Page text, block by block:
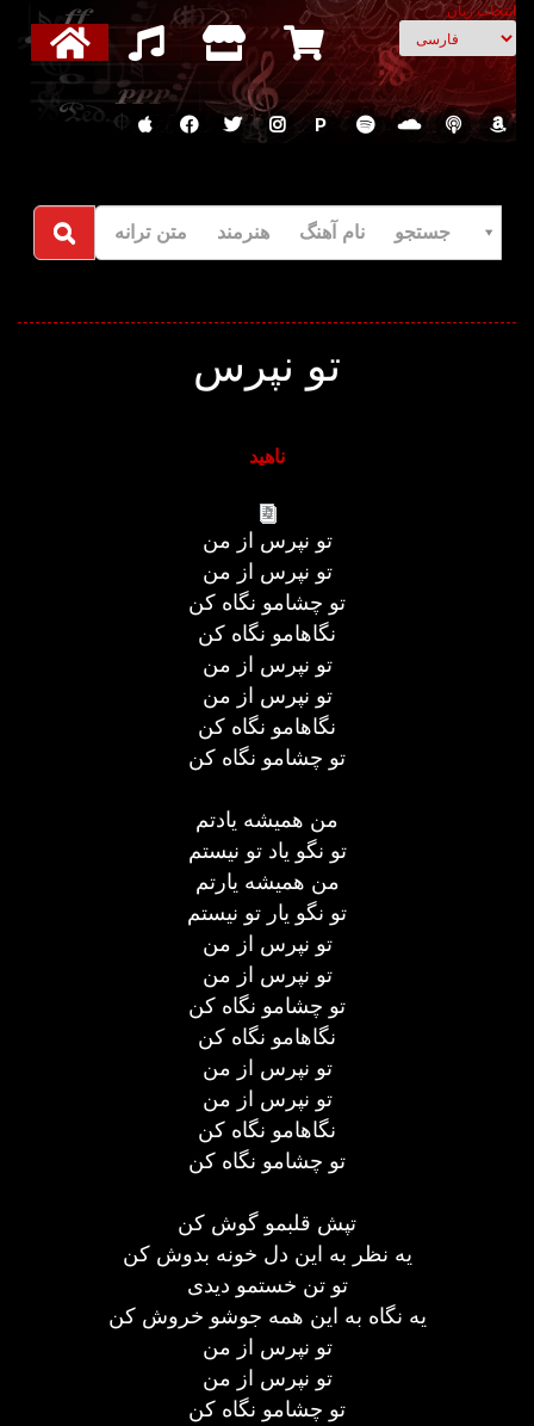
انتخاب زبان
P
جستجو نام آهنگ هنرمند متن ترانه
تو نپرس
ناهید
تو نپرس از من
تو نپرس از من
تو چشامو نگاه کن
نگاهامو نگاه کن
تو نپرس از من
تو نپرس از من
نگاهامو نگاه کن
تو چشامو نگاه کن
من همیشه یادتم
تو نگو یاد تو نیستم
من همیشه یارتم
تو نگو یار تو نیستم
تو نپرس از من
تو نپرس از من
تو چشامو نگاه کن
نگاهامو نگاه کن
تو نپرس از من
تو نپرس از من
نگاهامو نگاه کن
تو چشامو نگاه کن
تپش قلبمو گوش کن
یه نظر به این دل خونه بدوش کن
تو تن خستمو دیدی
یه نگاه به این همه جوشو خروش کن
تو نپرس از من
تو نپرس از من
تو چشامو نگاه کن